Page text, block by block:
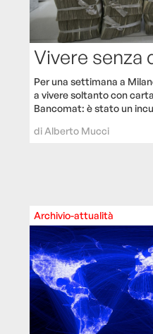
Vivere senza
Per una settimana a
a vivere soltanto con
Bancomat: è stato un
di Alberto Mucci
Archivio-attualità